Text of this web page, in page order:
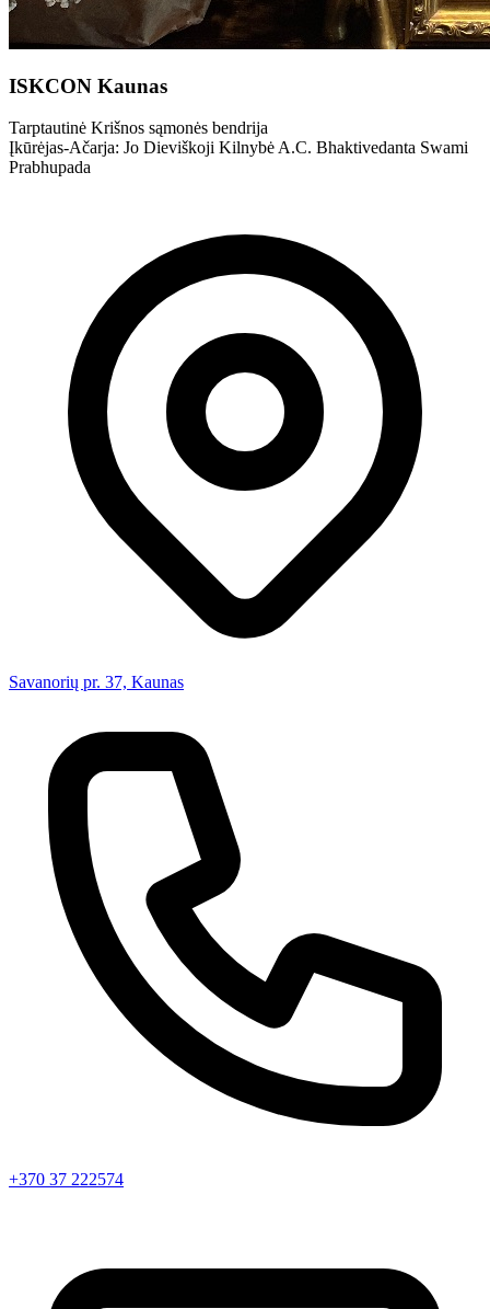
ISKCON Kaunas
Tarptautinė Krišnos sąmonės bendrija
Įkūrėjas-Ačarja: Jo Dieviškoji Kilnybė A.C. Bhaktivedanta Swami
Prabhupada
Savanorių pr. 37, Kaunas
+370 37 222574